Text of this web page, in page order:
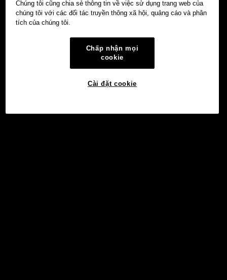
Chúng tôi cũng chia sẻ thông tin về việc sử dụng trang web của
chúng tôi với các đối tác truyền thông xã hội, quảng cáo và phân
tích của chúng tôi.
Chấp nhận mọi
cookie
Cài đặt cookie